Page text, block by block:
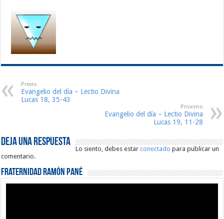
Previo
Evangelio del día – Lectio Divina
Lucas 18, 35-43
Proximo
Evangelio del día – Lectio Divina
Lucas 19, 11-28
Deja una respuesta
Lo siento, debes estarconectado para publicar un
comentario.
Fraternidad Ramón Pané